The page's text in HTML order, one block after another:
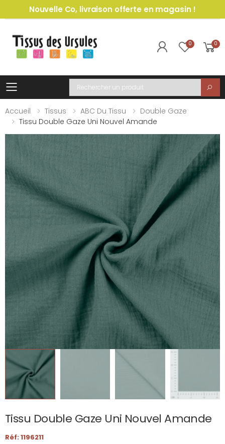
Nouvelle Co, livraison offerte en magasin !
0 0
Toggle mobile menu
Recherche
Accueil
Tissus ABC Du Tissu
Double Gaze
Tissu Double Gaze Uni Nouvel Amande
Tissu Double Gaze Uni Nouvel Amande
Réf: 1196211